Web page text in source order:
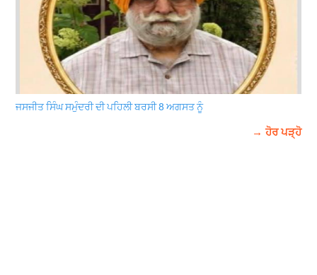
ਜਸਜੀਤ ਸਿੰਘ ਸਮੁੰਦਰੀ ਦੀ ਪਹਿਲੀ ਬਰਸੀ 8 ਅਗਸਤ ਨੂੰ
→ ਹੋਰ ਪੜ੍ਹੋ